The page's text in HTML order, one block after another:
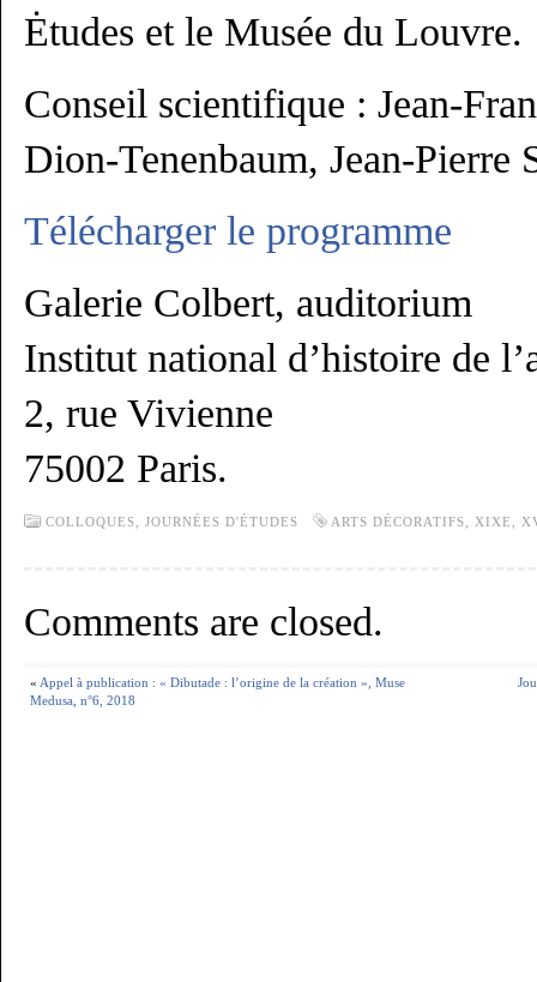
Ėtudes et le Musée du Louvre.
Conseil scientifique : Jean-
Dion-Tenenbaum, Jean-Pierre
Télécharger le programme
Galerie Colbert, auditorium
Institut national d’histoire de
2, rue Vivienne
75002 Paris.
COLLOQUES, JOURNÉES D'ÉTUDES ARTS DÉCORATIFS XIXE
Comments are closed.
« Appel à publication : « Dibutade : l’origine de la création », Muse
Medusa, n°6, 2018